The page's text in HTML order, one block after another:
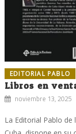
EDITORIAL PABLO
Libros en
noviembre 13, 2025
La Editorial Pablo